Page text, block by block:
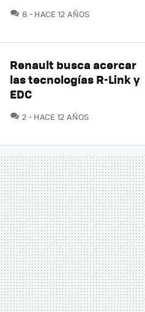
8 COMENTARIOS
HACE 12 AÑOS
Renault busca acercar
las tecnologías R-Link y
EDC
2 COMENTARIOS
HACE 12 AÑOS